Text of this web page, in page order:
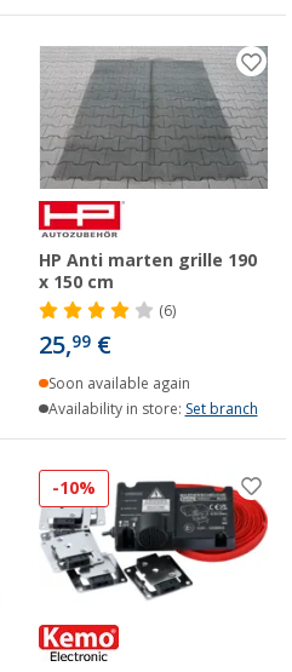
HP Anti marten grille 190
x 150 cm
(6)
25,99 €
Soon available again
Availability in store: Set branch
-10%